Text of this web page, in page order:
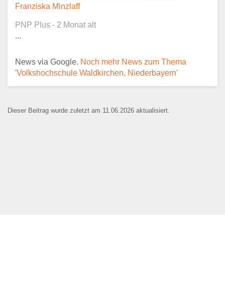
E-Mail*
Franziska Minzlaff
PNP Plus - 2 Monat alt
...
News via Google. Noch mehr News zum Thema
'Volkshochschule Waldkirchen, Niederbayern'
Dieser Beitrag wurde zuletzt am 11.06.2026 aktualisiert.